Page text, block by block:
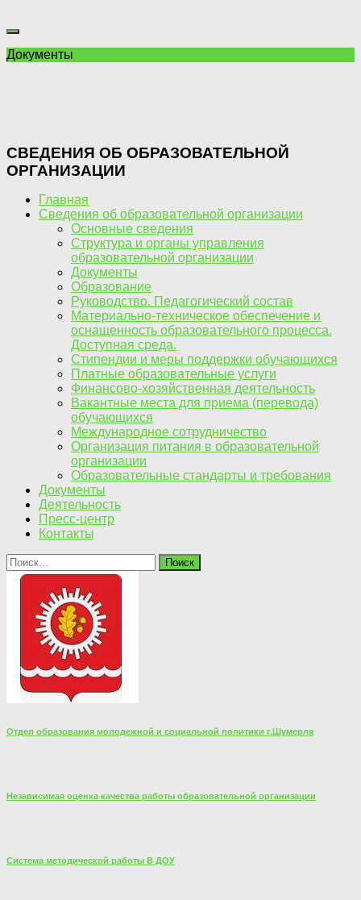
Документы
СВЕДЕНИЯ ОБ ОБРАЗОВАТЕЛЬНОЙ
ОРГАНИЗАЦИИ
Главная
Сведения об образовательной организации
Основные сведения
Структура и органы управления
образовательной организации
Документы
Образование
Руководство. Педагогический состав
Материально-техническое обеспечение и
оснащенность образовательного процесса.
Доступная среда.
Стипендии и меры поддержки обучающихся
Платные образовательные услуги
Финансово-хозяйственная деятельность
Вакантные места для приема (перевода)
обучающихся
Международное сотрудничество
Организация питания в образовательной
организации
Образовательные стандарты и требования
Документы
Деятельность
Пресс-центр
Контакты
Найти:
Отдел образования молодежной и социальной политики г.Шумерля
Независимая оценка качества работы образовательной организации
Система методической работы В ДОУ